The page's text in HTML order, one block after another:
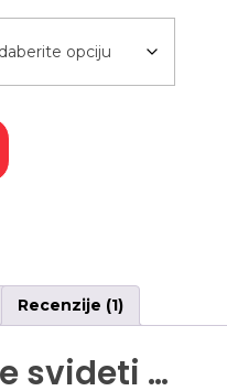
Recenzije (1)
svideti …